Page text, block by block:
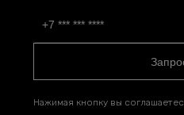
Нажимая кнопку вы